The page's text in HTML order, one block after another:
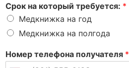
Срок на который требуется: *
Медкнижка на год
Медкнижка на полгода
Номер телефона получателя *